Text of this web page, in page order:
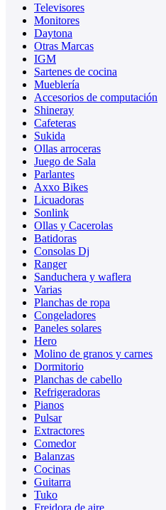
Televisores
Monitores
Daytona
Otras Marcas
IGM
Sartenes de cocina
Mueblería
Accesorios de computación
Shineray
Cafeteras
Sukida
Ollas arroceras
Juego de Sala
Parlantes
Axxo Bikes
Licuadoras
Sonlink
Ollas y Cacerolas
Batidoras
Consolas Dj
Ranger
Sanduchera y waflera
Varias
Planchas de ropa
Congeladores
Paneles solares
Hero
Molino de granos y carnes
Dormitorio
Planchas de cabello
Refrigeradoras
Pianos
Pulsar
Extractores
Comedor
Balanzas
Cocinas
Guitarra
Tuko
Freidora de aire